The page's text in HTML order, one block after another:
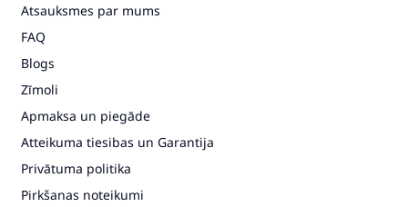
Atsauksmes par mums
FAQ
Blogs
Zīmoli
Apmaksa un piegāde
Atteikuma tiesibas un Garantija
Privātuma politika
Pirkšanas noteikumi